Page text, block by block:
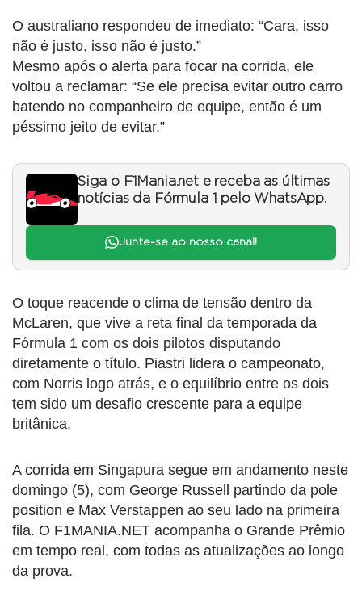
O australiano respondeu de imediato: “Cara, isso
não é justo, isso não é justo.”
Mesmo após o alerta para focar na corrida, ele
voltou a reclamar: “Se ele precisa evitar outro carro
batendo no companheiro de equipe, então é um
péssimo jeito de evitar.”
Siga o F1Mania.net e receba as últimas
notícias da Fórmula 1 pelo WhatsApp.
Junte-se ao nosso canal!
O toque reacende o clima de tensão dentro da
McLaren, que vive a reta final da temporada da
Fórmula 1 com os dois pilotos disputando
diretamente o título. Piastri lidera o campeonato,
com Norris logo atrás, e o equilíbrio entre os dois
tem sido um desafio crescente para a equipe
britânica.
A corrida em Singapura segue em andamento neste
domingo (5), com George Russell partindo da pole
position e Max Verstappen ao seu lado na primeira
fila. O F1MANIA.NET acompanha o Grande Prêmio
em tempo real, com todas as atualizações ao longo
da prova.